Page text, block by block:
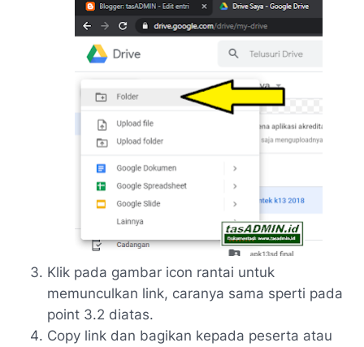
Klik pada gambar icon rantai untuk
memunculkan link, caranya sama sperti pada
point 3.2 diatas.
Copy link dan bagikan kepada peserta atau